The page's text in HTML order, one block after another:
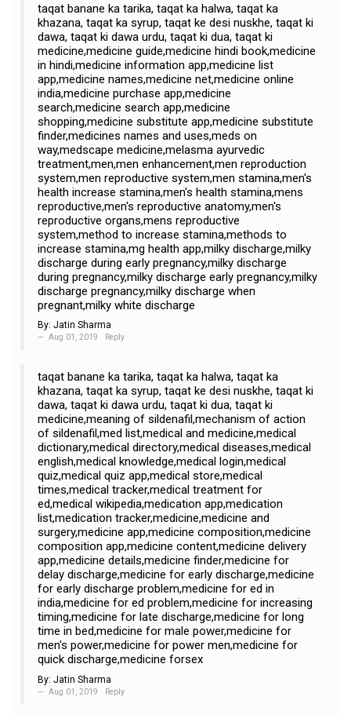
taqat banane ka tarika, taqat ka halwa, taqat ka
khazana, taqat ka syrup, taqat ke desi nuskhe, taqat ki
dawa, taqat ki dawa urdu, taqat ki dua, taqat ki
medicine,medicine guide,medicine hindi book,medicine
in hindi,medicine information app,medicine list
app,medicine names,medicine net,medicine online
india,medicine purchase app,medicine
search,medicine search app,medicine
shopping,medicine substitute app,medicine substitute
finder,medicines names and uses,meds on
way,medscape medicine,melasma ayurvedic
treatment,men,men enhancement,men reproduction
system,men reproductive system,men stamina,men's
health increase stamina,men's health stamina,mens
reproductive,men's reproductive anatomy,men's
reproductive organs,mens reproductive
system,method to increase stamina,methods to
increase stamina,mg health app,milky discharge,milky
discharge during early pregnancy,milky discharge
during pregnancy,milky discharge early pregnancy,milky
discharge pregnancy,milky discharge when
pregnant,milky white discharge
By: Jatin Sharma
Aug 01, 2019 Reply
taqat banane ka tarika, taqat ka halwa, taqat ka
khazana, taqat ka syrup, taqat ke desi nuskhe, taqat ki
dawa, taqat ki dawa urdu, taqat ki dua, taqat ki
medicine,meaning of sildenafil,mechanism of action
of sildenafil,med list,medical and medicine,medical
dictionary,medical directory,medical diseases,medical
english,medical knowledge,medical login,medical
quiz,medical quiz app,medical store,medical
times,medical tracker,medical treatment for
ed,medical wikipedia,medication app,medication
list,medication tracker,medicine,medicine and
surgery,medicine app,medicine composition,medicine
composition app,medicine content,medicine delivery
app,medicine details,medicine finder,medicine for
delay discharge,medicine for early discharge,medicine
for early discharge problem,medicine for ed in
india,medicine for ed problem,medicine for increasing
timing,medicine for late discharge,medicine for long
time in bed,medicine for male power,medicine for
men's power,medicine for power men,medicine for
quick discharge,medicine forsex
By: Jatin Sharma
Aug 01, 2019 Reply